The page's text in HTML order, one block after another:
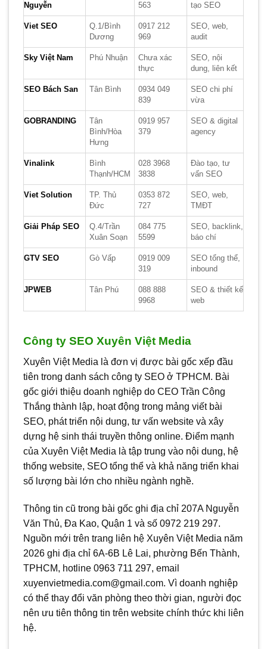
Nguyễn
563
tạo SEO
Viet SEO
Q.1/Bình
Dương
0917 212
969
SEO, web,
audit
Sky Việt Nam Phú Nhuận
Chưa xác
thực
SEO, nội
dung, liên kết
SEO Bách San Tân Bình
0934 049
839
SEO chi phí
vừa
GOBRANDING
Tân
Bình/Hòa
Hưng
0919 957
379
SEO & digital
agency
Vinalink
Bình
Thạnh/HCM
028 3968
3838
Đào tạo, tư
vấn SEO
Viet Solution
TP. Thủ
Đức
0353 872
727
SEO, web,
TMĐT
Giải Pháp SEO
Q.4/Trần
Xuân Soạn
084 775
5599
SEO, backlink,
báo chí
GTV SEO Gò Vấp
0919 009
319
SEO tổng thể,
inbound
JPWEB Tân Phú
088 888
9968
SEO & thiết kế
web
Công ty SEO Xuyên Việt Media
Xuyên Việt Media là đơn vị được bài gốc xếp đầu
tiên trong danh sách công ty SEO ở TPHCM. Bài
gốc giới thiệu doanh nghiệp do CEO Trần Công
Thắng thành lập, hoạt động trong mảng viết bài
SEO, phát triển nội dung, tư vấn website và xây
dựng hệ sinh thái truyền thông online. Điểm mạnh
của Xuyên Việt Media là tập trung vào nội dung, hệ
thống website, SEO tổng thể và khả năng triển khai
số lượng bài lớn cho nhiều ngành nghề.
Thông tin cũ trong bài gốc ghi địa chỉ 207A Nguyễn
Văn Thủ, Đa Kao, Quận 1 và số 0972 219 297.
Nguồn mới trên trang liên hệ Xuyên Việt Media năm
2026 ghi địa chỉ 6A-6B Lê Lai, phường Bến Thành,
TPHCM, hotline 0963 711 297, email
xuyenvietmedia.com@gmail.com. Vì doanh nghiệp
có thể thay đổi văn phòng theo thời gian, người đọc
nên ưu tiên thông tin trên website chính thức khi liên
hệ.